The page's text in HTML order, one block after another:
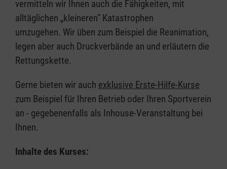
vermitteln wir Ihnen auch die Fähigkeiten, mit
alltäglichen „kleineren” Katastrophen
umzugehen. Wir üben zum Beispiel die Reanimation,
legen aber auch Druckverbände an und erläutern die
Rettungskette.
Gerne bieten wir auch exklusive Erste-Hilfe-Kurse
zum Beispiel für Ihren Betrieb oder Ihren Sportverein
an - gegebenenfalls als Inhouse-Veranstaltung bei
Ihnen.
Inhalte des Kurses: